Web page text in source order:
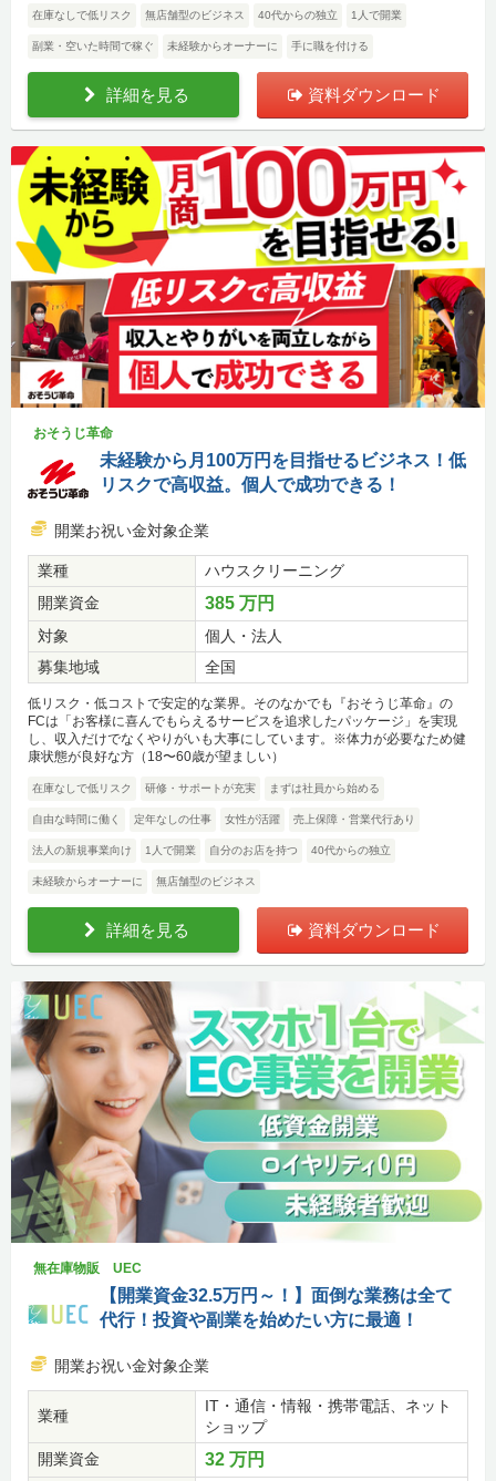
在庫なしで低リスク 無店舗型のビジネス 40代からの独立 1人で開業
副業・空いた時間で稼ぐ 未経験からオーナーに 手に職を付ける
詳細を見る 資料ダウンロード
おそうじ革命
未経験から月100万円を目指せるビジネス！低
リスクで高収益。個人で成功できる！
開業お祝い金対象企業
業種
ハウスクリーニング
開業資金
385 万円
対象
個人・法人
募集地域
全国
低リスク・低コストで安定的な業界。そのなかでも『おそうじ革命』の
FCは「お客様に喜んでもらえるサービスを追求したパッケージ」を実現
し、収入だけでなくやりがいも大事にしています。※体力が必要なため健
康状態が良好な方（18〜60歳が望ましい）
在庫なしで低リスク 研修・サポートが充実 まずは社員から始める
自由な時間に働く 定年なしの仕事 女性が活躍 売上保障・営業代行あり
法人の新規事業向け 1人で開業 自分のお店を持つ 40代からの独立
未経験からオーナーに 無店舗型のビジネス
詳細を見る 資料ダウンロード
無在庫物販 UEC
【開業資金32.5万円～！】面倒な業務は全て
代行！投資や副業を始めたい方に最適！
開業お祝い金対象企業
業種
IT・通信・情報・携帯電話、ネット
ショップ
開業資金
32 万円